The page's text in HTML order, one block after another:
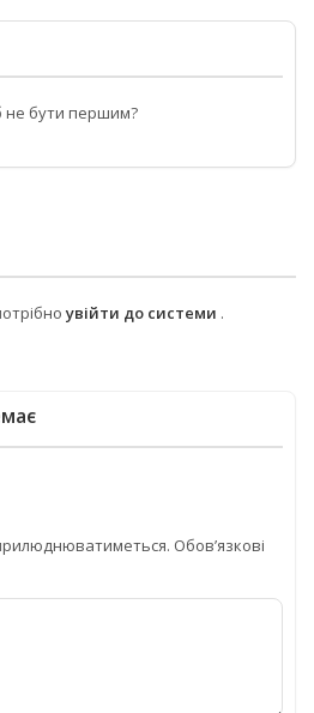
не бути першим?
увійти до системи .
Обов’язкові